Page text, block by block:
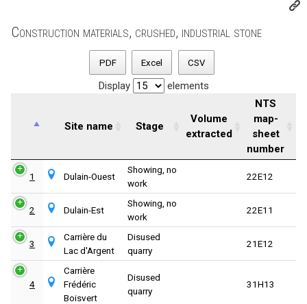
Construction materials, crushed, industrial stone
PDF Excel CSV
Display elements
Site name Stage
Volume
extracted
NTS
map-
sheet
number
1 Dulain-Ouest
Showing, no
work
22E12
2 Dulain-Est
Showing, no
work
22E11
3
Carrière du
Lac d'Argent
Disused
quarry
21E12
4
Carrière
Frédéric
Boisvert
Disused
quarry
31H13